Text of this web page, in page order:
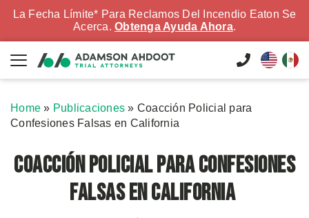
La Fecha Límite* Para Reclamos Del Incendio Eaton Se
Acerca. Obtenga Ayuda Ahora.
Home » Publicaciones » Coacción Policial para
Confesiones Falsas en California
Coacción Policial para Confesiones
Falsas en California